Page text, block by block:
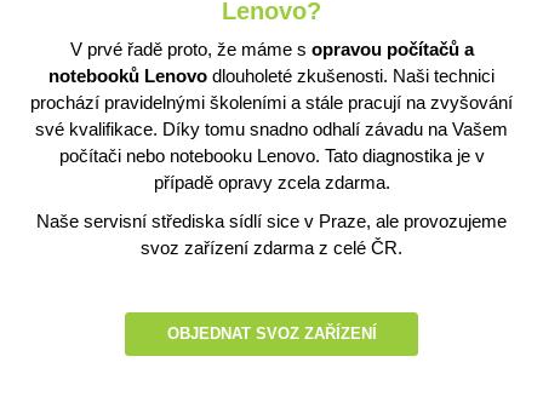
Lenovo?
V prvé řadě proto, že máme s opravou počítačů a
notebooků Lenovo dlouholeté zkušenosti. Naši technici
prochází pravidelnými školeními a stále pracují na zvyšování
své kvalifikace. Díky tomu snadno odhalí závadu na Vašem
počítači nebo notebooku Lenovo. Tato diagnostika je v
případě opravy zcela zdarma.
Naše servisní střediska sídlí sice v Praze, ale provozujeme
svoz zařízení zdarma z celé ČR.
OBJEDNAT SVOZ ZAŘÍZENÍ